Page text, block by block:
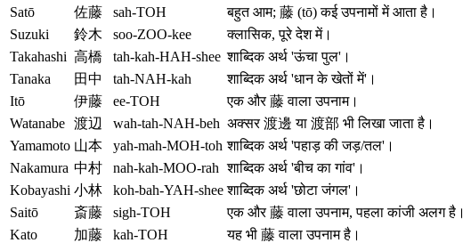
Satō
佐藤 sah-TOH
बहुत आम; 藤 (tō) कई उपनामों में आता है।
Suzuki
鈴木 soo-ZOO-kee
क्लासिक, पूरे देश में।
Takahashi 高橋 tah-kah-HAH-shee शाब्दिक अर्थ 'ऊंचा पुल'।
Tanaka
田中 tah-NAH-kah
शाब्दिक अर्थ 'धान के खेतों में'।
Itō
伊藤 ee-TOH
एक और 藤 वाला उपनाम।
Watanabe 渡辺 wah-tah-NAH-beh अक्सर 渡邊 या 渡部 भी लिखा जाता है।
Yamamoto 山本 yah-mah-MOH-toh शाब्दिक अर्थ 'पहाड़ की जड़/तल'।
Nakamura 中村 nah-kah-MOO-rah शाब्दिक अर्थ 'बीच का गांव'।
Kobayashi 小林 koh-bah-YAH-shee शाब्दिक अर्थ 'छोटा जंगल'।
Saitō
斎藤 sigh-TOH
एक और 藤 वाला उपनाम, पहला कांजी अलग है।
Kato
加藤 kah-TOH
यह भी 藤 वाला उपनाम है।